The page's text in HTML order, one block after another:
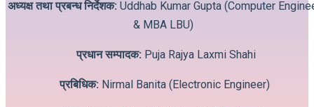
अध्यक्ष तथा प्रबन्ध निर्देशक:Uddhab Kumar Gupta (Computer
& MBA LBU)
प्रधान सम्पादक: Puja Rajya Laxmi Shahi
प्रबिधिक: Nirmal Banita (Electronic Engineer)